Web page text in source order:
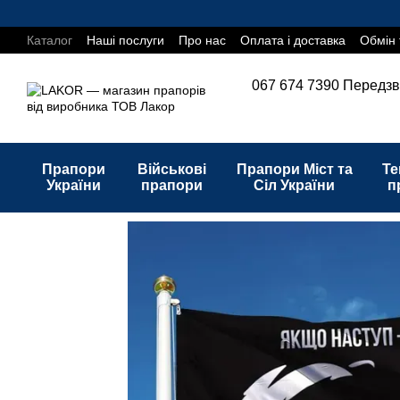
Каталог
Наші послуги Про нас Оплата і доставка Обмін
067 674 7390
Прапори
України
Військові
прапори
Прапори Міст та
Сіл України